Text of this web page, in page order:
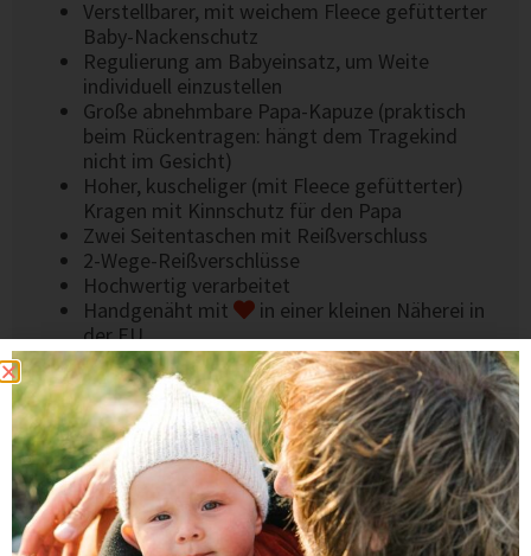
Verstellbarer, mit weichem Fleece gefütterter
Baby-Nackenschutz
Regulierung am Babyeinsatz, um Weite
individuell einzustellen
Große abnehmbare Papa-Kapuze (praktisch
beim Rückentragen: hängt dem Tragekind
nicht im Gesicht)
Hoher, kuscheliger (mit Fleece gefütterter)
Kragen mit Kinnschutz für den Papa
Zwei Seitentaschen mit Reißverschluss
2-Wege-Reißverschlüsse
Hochwertig verarbeitet
Handgenäht mit
in einer kleinen Näherei in
der EU
Das könnte dir auch gefallen